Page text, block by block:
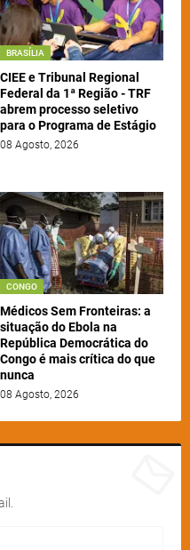
BRASÍLIA
CIEE e Tribunal Regional
Federal da 1ª Região - TRF
abrem processo seletivo
para o Programa de Estágio
08 Agosto, 2026
CONGO
Médicos Sem Fronteiras: a
situação do Ebola na
República Democrática do
Congo é mais crítica do que
nunca
08 Agosto, 2026